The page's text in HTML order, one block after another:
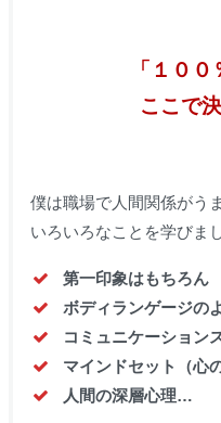
「１０
ここで
僕は職場で人間関係がう
いろいろなことを学びまし
第一印象はもちろん
ボディランゲージの
コミュニケーション
マインドセット（心
人間の深層心理…